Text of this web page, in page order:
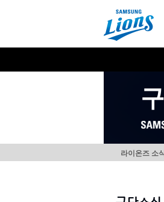
라이온즈 소식